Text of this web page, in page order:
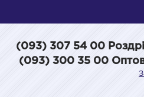
(093) 307 54 00
(093) 300 35 00